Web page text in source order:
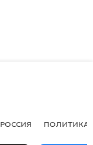
РОССИЯ ПОЛИТИКА